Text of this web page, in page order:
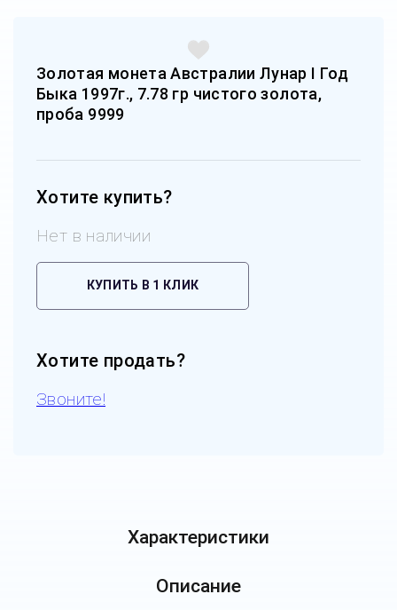
Золотая монета Австралии Лунар I Год
Быка 1997г., 7.78 гр чистого золота,
проба 9999
Хотите купить?
Нет в наличии
КУПИТЬ В 1 КЛИК
Хотите продать?
Звоните!
Характеристики
Описание